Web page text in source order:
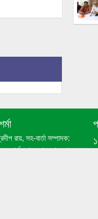
রায়, সহ-বার্তা সম্পাদক:
সার্কুলেশন ম্যানেজার: আব্দুল